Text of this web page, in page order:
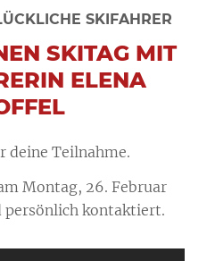
SKIFAHRER
SKITAG MIT
ELENA
deine Teilnahme.
Montag, 26. Februar
persönlich kontaktiert.